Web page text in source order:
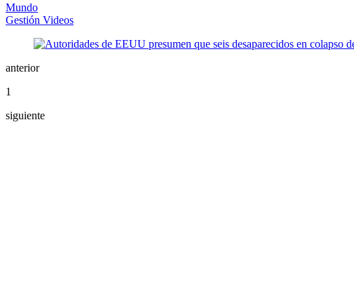
Mundo
Gestión Videos
anterior
1
siguiente